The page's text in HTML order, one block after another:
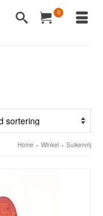
0
Home » Winkel » Suikervrij